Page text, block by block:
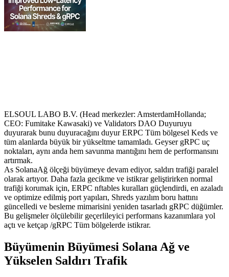
ELSOUL LABO B.V. (Head merkezler: AmsterdamHollanda;
CEO: Fumitake Kawasaki) ve Validators DAO Duyuruyu
duyurarak bunu duyuracağını duyur ERPC Tüm bölgesel Keds ve
tüm alanlarda büyük bir yükseltme tamamladı. Geyser gRPC uç
noktaları, aynı anda hem savunma mantığını hem de performansını
artırmak.
As SolanaAğ ölçeği büyümeye devam ediyor, saldırı trafiği paralel
olarak artıyor. Daha fazla gecikme ve istikrar geliştirirken normal
trafiği korumak için, ERPC nftables kuralları güçlendirdi, en azaladı
ve optimize edilmiş port yapıları, Shreds yazılım boru hattını
güncelledi ve besleme mimarisini yeniden tasarladı gRPC düğümler.
Bu gelişmeler ölçülebilir geçerlileyici performans kazanımlara yol
açtı ve ketçap /gRPC Tüm bölgelerde istikrar.
Büyümenin Büyümesi Solana Ağ ve
Yükselen Saldırı Trafik